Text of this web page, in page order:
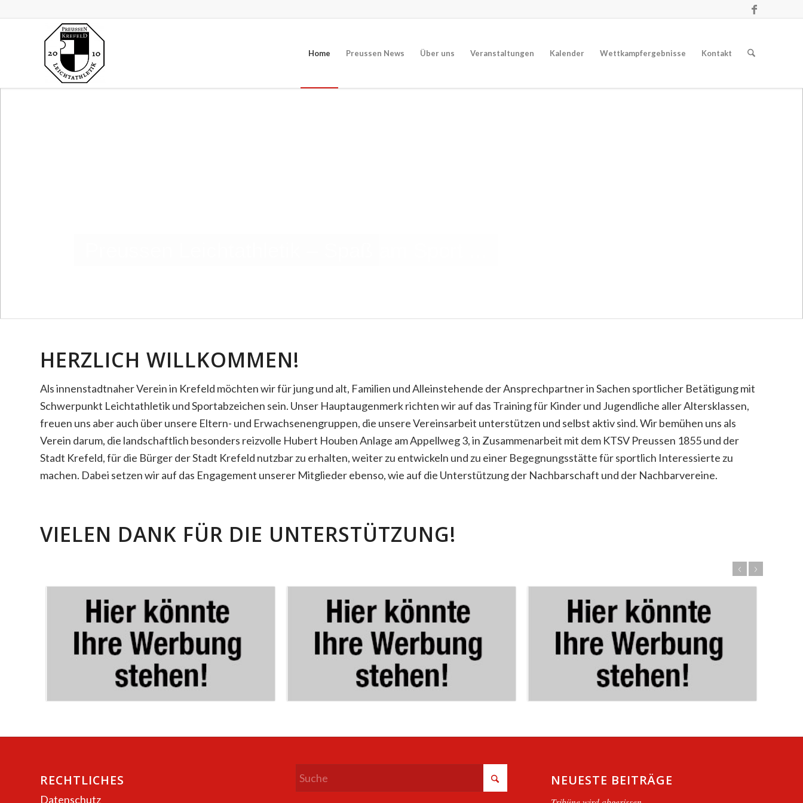
Home Preussen News Über uns Veranstaltungen Kalender Wettkampfergebnisse Kontakt
HERZLICH WILLKOMMEN!
Als innenstadtnaher Verein in Krefeld möchten wir für jung und alt, Familien und Alleinstehende der Ansprechpartner in Sachen sportlicher Betätigung mit
Schwerpunkt Leichtathletik und Sportabzeichen sein. Unser Hauptaugenmerk richten wir auf das Training für Kinder und Jugendliche aller Altersklassen,
freuen uns aber auch über unsere Eltern- und Erwachsenengruppen, die unsere Vereinsarbeit unterstützen und selbst aktiv sind. Wir bemühen uns als
Verein darum, die landschaftlich besonders reizvolle Hubert Houben Anlage am Appellweg 3, in Zusammenarbeit mit dem KTSV Preussen 1855 und der
Stadt Krefeld, für die Bürger der Stadt Krefeld nutzbar zu erhalten, weiter zu entwickeln und zu einer Begegnungsstätte für sportlich Interessierte zu
machen. Dabei setzen wir auf das Engagement unserer Mitglieder ebenso, wie auf die Unterstützung der Nachbarschaft und der Nachbarvereine.
VIELEN DANK FÜR DIE UNTERSTÜTZUNG!
RECHTLICHES
Datenschutz
NEUESTE BEITRÄGE